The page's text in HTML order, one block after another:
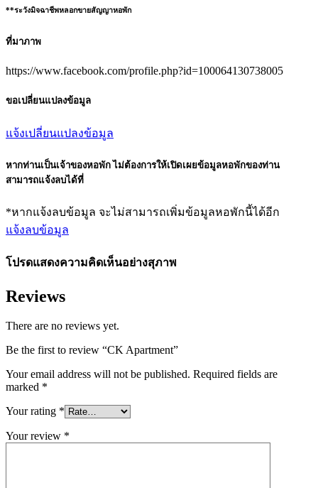
**ระวังมิจฉาชีพหลอกขายสัญญาหอพัก
ที่มาภาพ
https://www.facebook.com/profile.php?id=100064130738005
ขอเปลี่ยนแปลงข้อมูล
แจ้งเปลี่ยนแปลงข้อมูล
หากท่านเป็นเจ้าของหอพัก ไม่ต้องการให้เปิดเผยข้อมูลหอพักของท่าน
สามารถแจ้งลบได้ที่
*หากแจ้งลบข้อมูล จะไม่สามารถเพิ่มข้อมูลหอพักนี้ได้อีก
แจ้งลบข้อมูล
โปรดแสดงความคิดเห็นอย่างสุภาพ
Reviews
There are no reviews yet.
Be the first to review “CK Apartment”
Your email address will not be published. Required fields are
marked *
Your rating *
Your review *